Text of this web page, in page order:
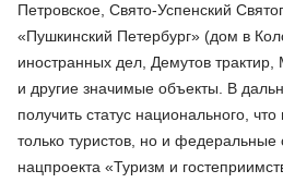
Петровское, Свято-Успенский
«Пушкинский Петербург» (дом в
иностранных дел, Демутов
и другие значимые объекты. В
получить статус национального,
только туристов, но и федеральные
нацпроекта «Туризм и